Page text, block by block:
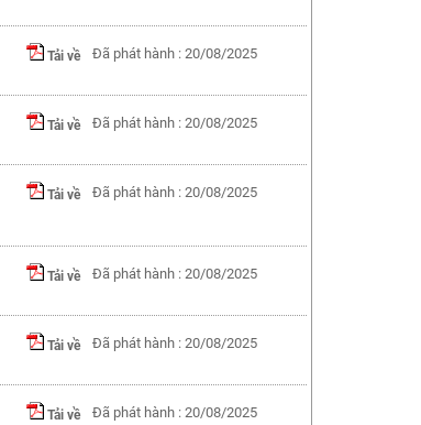
Tải về Đã phát hành : 20/08/2025
Tải về Đã phát hành : 20/08/2025
Tải về Đã phát hành : 20/08/2025
Tải về Đã phát hành : 20/08/2025
Tải về Đã phát hành : 20/08/2025
Tải về Đã phát hành : 20/08/2025